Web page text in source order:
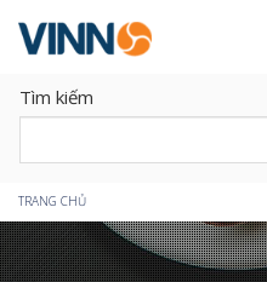
Tìm kiếm
Bạn
đang
TRANG CHỦ